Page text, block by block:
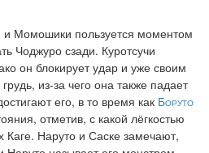
и Момошики пользуется моментом
Чоджуро сзади. Куротсучи
он блокирует удар и уже своим
из-за чего она также падает
его, в то время как Боруто
отметив, с какой лёгкостью
Наруто и Саске замечают,